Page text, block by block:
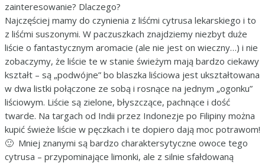
zainteresowanie? Dlaczego?
Najczęściej mamy do czynienia z liśćmi cytrusa lekarskiego i to
z liśćmi suszonymi. W paczuszkach znajdziemy niezbyt duże
liście o fantastycznym aromacie (ale nie jest on wieczny…) i nie
zobaczymy, że liście te w stanie świeżym mają bardzo ciekawy
kształt – są „podwójne” bo blaszka liściowa jest ukształtowana
w dwa listki połączone ze sobą i rosnące na jednym „ogonku”
liściowym. Liście są zielone, błyszczące, pachnące i dość
twarde. Na targach od Indii przez Indonezje po Filipiny można
kupić świeże liście w pęczkach i te dopiero dają moc potrawom!
🙂 Mniej znanymi są bardzo charaktersytyczne owoce tego
cytrusa – przypominające limonki, ale z silnie sfałdowaną